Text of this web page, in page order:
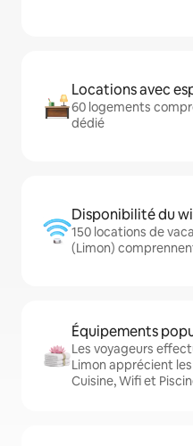
Locations avec
60 logements
dédié
Disponibilité du
150 locations de
(Limon)
Équipements
Les voyageurs
Limon apprécient
Cuisine, Wifi et